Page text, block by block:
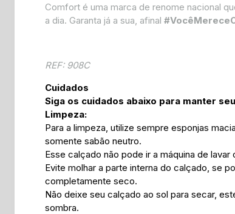
Comfort é uma marca de renome nacional
a dia. Garanta já a sua, afinal
REF: 908C
Cuidados
Siga os cuidados abaixo para manter
Limpeza:
Para a limpeza, utilize sempre esponjas
somente sabão neutro.
Esse calçado não pode ir a máquina de
Evite molhar a parte interna do calçado, se
completamente seco.
Não deixe seu calçado ao sol para secar,
sombra.